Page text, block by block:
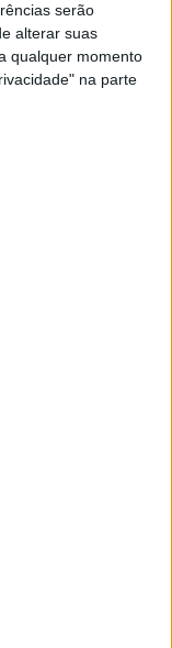
serão
alterar suas
qualquer momento
na parte
, pelas 15h00,
369 ano de
O tema